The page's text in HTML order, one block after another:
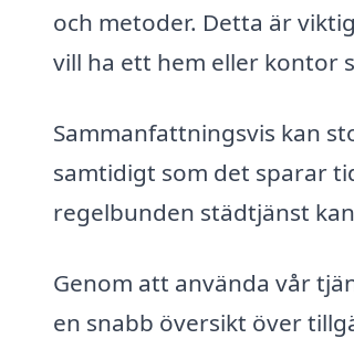
och metoder. Detta är
vill ha ett hem eller kontor
Sammanfattningsvis kan
samtidigt som det sparar
regelbunden städtjänst
Genom att använda vår
en snabb översikt över